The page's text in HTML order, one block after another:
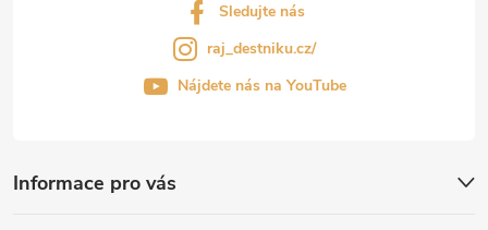
Informace pro vás
Sledujte nás
raj_destniku.cz/
Nájdete nás na YouTube